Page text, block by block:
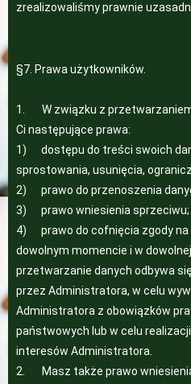
zrealizowaliśmy prawnie
§7. Prawa użytkowników.
1. W związku z przetwarzaniem
Ci następujące prawa:
1) dostępu do treści swoich
sprostowania, usunięcia,
2) prawo do przenoszenia
3) prawo wniesienia sprzeciwu;
4) prawo do cofnięcia zgody na
dowolnym momencie i w
przetwarzanie danych odbywa
przez Administratora, w celu
Administratora z obowiązków
państwowych lub w celu
interesów Administratora.
2. Masz także prawo